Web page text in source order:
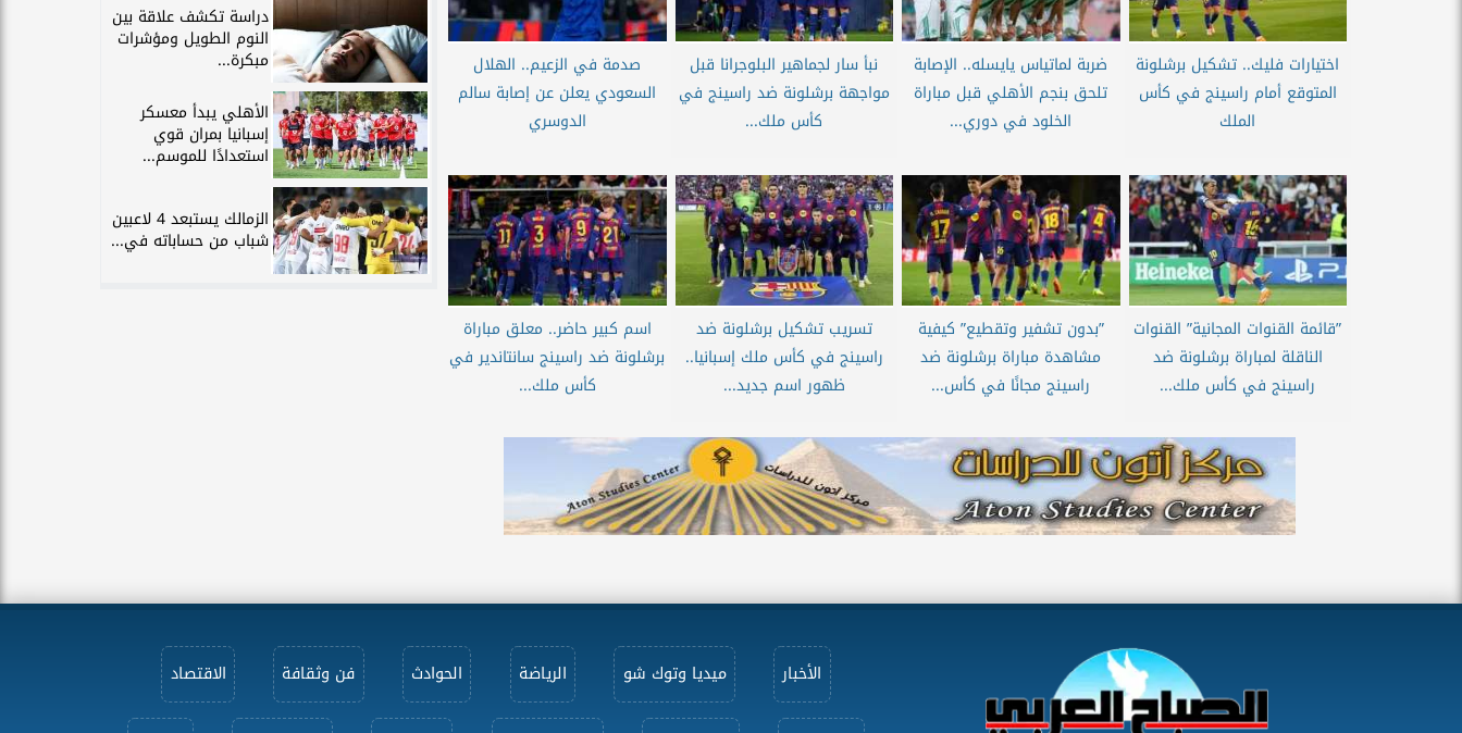
اختيارات فليك.. تشكيل برشلونة
المتوقع أمام راسينج في كأس
الملك
ضربة لماتياس يايسله.. الإصابة
تلحق بنجم الأهلي قبل مباراة
الخلود في دوري...
نبأ سار لجماهير البلوجرانا قبل
مواجهة برشلونة ضد راسينج في
كأس ملك...
صدمة في الزعيم.. الهلال
السعودي يعلن عن إصابة سالم
الدوسري
”قائمة القنوات المجانية” القنوات
الناقلة لمباراة برشلونة ضد
راسينج في كأس ملك...
”بدون تشفير وتقطيع” كيفية
مشاهدة مباراة برشلونة ضد
راسينج مجانًا في كأس...
تسريب تشكيل برشلونة ضد
راسينج في كأس ملك إسبانيا..
ظهور اسم جديد...
اسم كبير حاضر.. معلق مباراة
برشلونة ضد راسينج سانتاندير في
كأس ملك...
دراسة تكشف علاقة بين
النوم الطويل ومؤشرات
مبكرة...
الأهلي يبدأ معسكر
إسبانيا بمران قوي
استعدادًا للموسم...
الزمالك يستبعد 4 لاعبين
شباب من حساباته في...
الأخبار ميديا وتوك شو الرياضة الحوادث فن وثقافة الاقتصاد